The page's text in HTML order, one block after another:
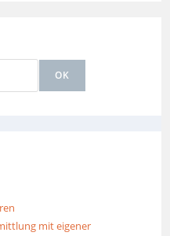
OK
mit eigener